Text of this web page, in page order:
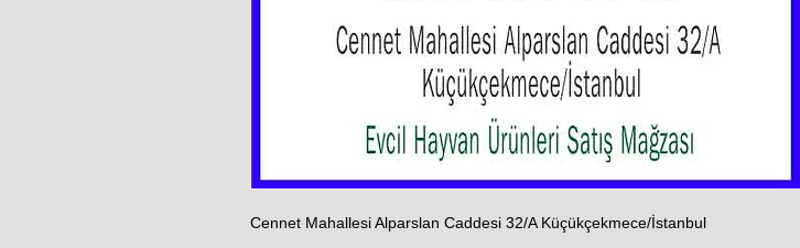
Cennet Mahallesi Alparslan Caddesi 32/A Küçükçekmece/İstanbul